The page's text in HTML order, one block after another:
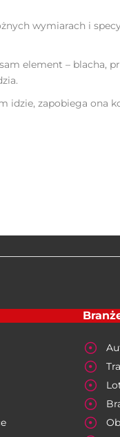
wymiarach i
element –
idzie, zapobiega ona